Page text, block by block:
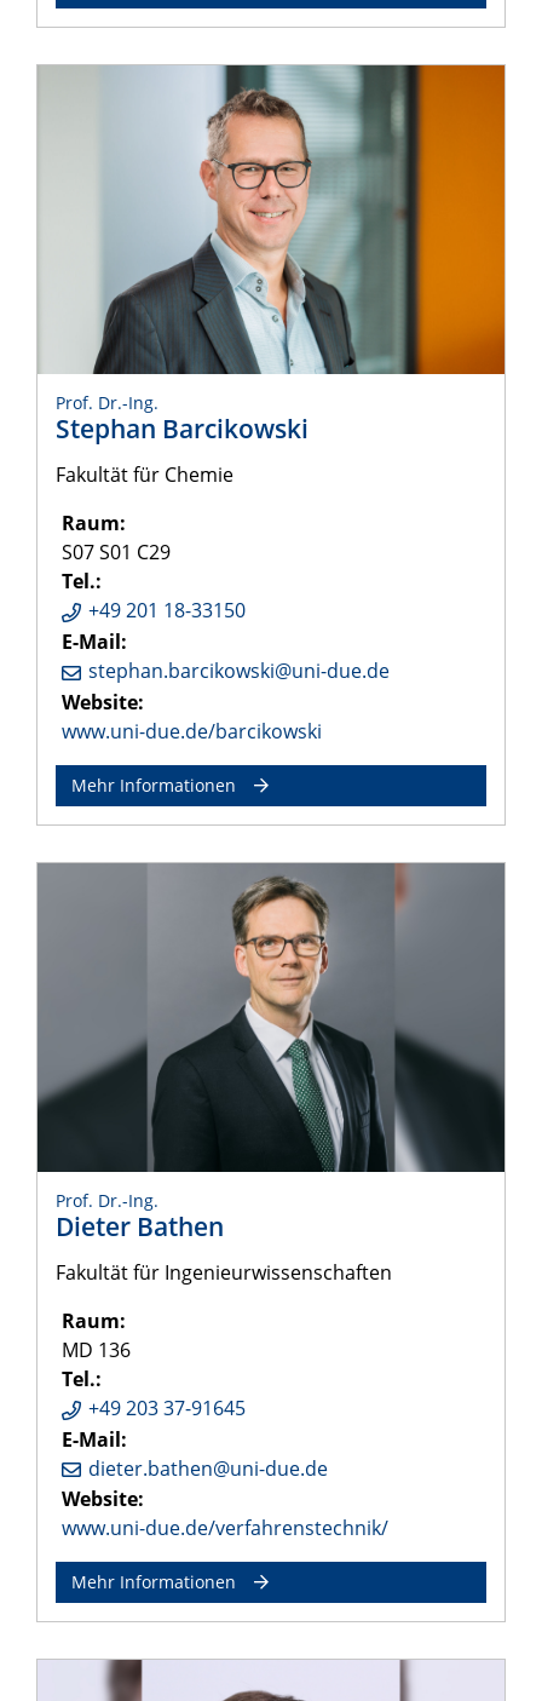
Prof. Dr.-Ing.
Stephan Barcikowski
Fakultät für Chemie
Raum:
S07 S01 C29
Tel.:
+49 201 18-33150
E-Mail:
stephan.barcikowski@uni-due.de
Website:
www.uni-due.de/barcikowski
Mehr Informationen
Prof. Dr.-Ing.
Dieter Bathen
Fakultät für Ingenieurwissenschaften
Raum:
MD 136
Tel.:
+49 203 37-91645
E-Mail:
dieter.bathen@uni-due.de
Website:
www.uni-due.de/verfahrenstechnik/
Mehr Informationen